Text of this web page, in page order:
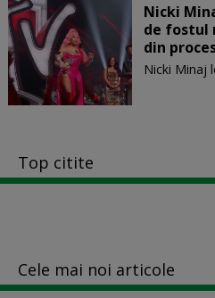
Nicki
de fostul
din
Nicki Minaj
Top citite
Cele mai noi articole